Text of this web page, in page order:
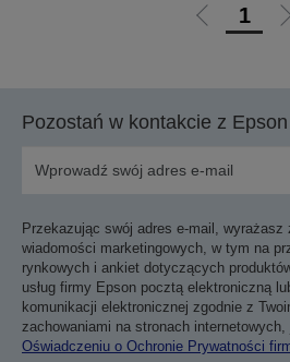
Przejdź
1
Pozostań w kontakcie z Epson
Przekazując swój adres e-mail, wyrażasz
wiadomości marketingowych, w tym na
rynkowych i ankiet dotyczących
usług firmy Epson pocztą elektroniczną
komunikacji elektronicznej zgodnie z
zachowaniami na stronach
Oświadczeniu o Ochronie Prywatności